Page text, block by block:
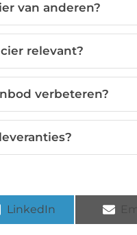
van anderen?
relevant?
verbeteren?
LinkedIn